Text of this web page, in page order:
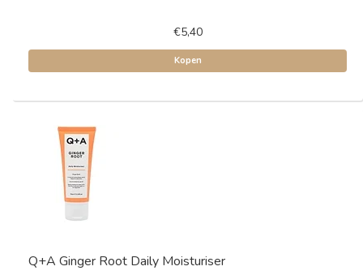
€5,40
Kopen
Q+A Ginger Root Daily Moisturiser